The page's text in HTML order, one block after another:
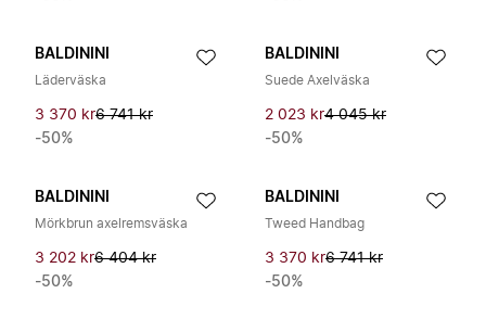
BALDININI
Läderväska
3 370 kr6 741 kr
-50%
BALDININI
Suede Axelväska
2 023 kr4 045 kr
-50%
BALDININI
Mörkbrun axelremsväska
3 202 kr6 404 kr
-50%
BALDININI
Tweed Handbag
3 370 kr6 741 kr
-50%